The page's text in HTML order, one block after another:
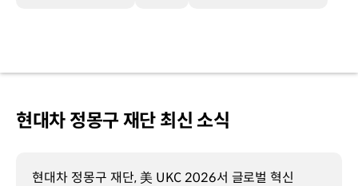
현대차 정몽구 재단 최신 소식
현대차 정몽구 재단, 美 UKC 2026서 글로벌 혁신